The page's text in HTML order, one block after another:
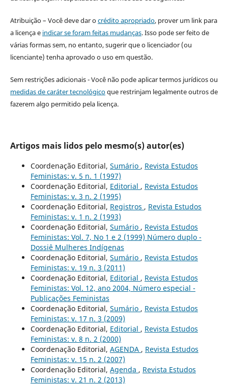
Atribuição – Você deve dar ocrédito apropriado, prover um link para
a licença e indicar se foram feitas mudanças. Isso pode ser feito de
várias formas sem, no entanto, sugerir que o licenciador (ou
licenciante) tenha aprovado o uso em questão.
Sem restrições adicionais - Você não pode aplicar termos jurídicos ou
medidas de caráter tecnológicoque restrinjam legalmente outros de
fazerem algo permitido pela licença.
Artigos mais lidos pelo mesmo(s) autor(es)
Coordenação Editorial, Sumário , Revista Estudos
Feministas: v. 5 n. 1 (1997)
Coordenação Editorial, Editorial , Revista Estudos
Feministas: v. 3 n. 2 (1995)
Coordenação Editorial, Registros , Revista Estudos
Feministas: v. 1 n. 2 (1993)
Coordenação Editorial, Sumário , Revista Estudos
Feministas: Vol. 7, No 1 e 2 (1999) Número duplo -
Dossiê Mulheres Indígenas
Coordenação Editorial, Sumário , Revista Estudos
Feministas: v. 19 n. 3 (2011)
Coordenação Editorial, Editorial , Revista Estudos
Feministas: Vol. 12, ano 2004, Número especial -
Publicações Feministas
Coordenação Editorial, Sumário , Revista Estudos
Feministas: v. 17 n. 3 (2009)
Coordenação Editorial, Editorial , Revista Estudos
Feministas: v. 8 n. 2 (2000)
Coordenação Editorial, AGENDA , Revista Estudos
Feministas: v. 15 n. 2 (2007)
Coordenação Editorial, Agenda , Revista Estudos
Feministas: v. 21 n. 2 (2013)